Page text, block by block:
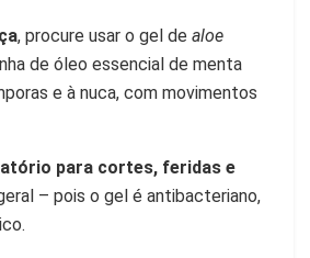
, procure usar o gel de aloe
de óleo essencial de menta
e à nuca, com movimentos
para cortes, feridas e
– pois o gel é antibacteriano,